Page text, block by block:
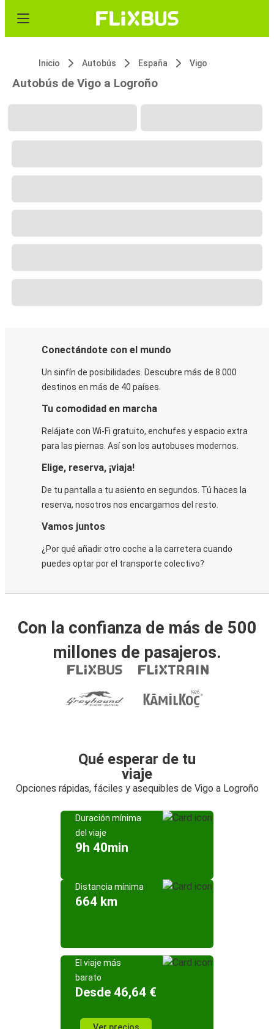
Inicio Autobús España Vigo
Autobús de Vigo a Logroño
Conectándote con el mundo
Un sinfín de posibilidades. Descubre más de 8.000
destinos en más de 40 países.
Tu comodidad en marcha
Relájate con Wi-Fi gratuito, enchufes y espacio extra
para las piernas. Así son los autobuses modernos.
Elige, reserva, ¡viaja!
De tu pantalla a tu asiento en segundos. Tú haces la
reserva, nosotros nos encargamos del resto.
Vamos juntos
¿Por qué añadir otro coche a la carretera cuando
puedes optar por el transporte colectivo?
Con la confianza de más de 500
millones de pasajeros.
Qué esperar de tu
viaje
Opciones rápidas, fáciles y asequibles de Vigo a Logroño
Duración mínima
del viaje
9h 40min
Distancia mínima
664 km
El viaje más
barato
Desde 46,64 €